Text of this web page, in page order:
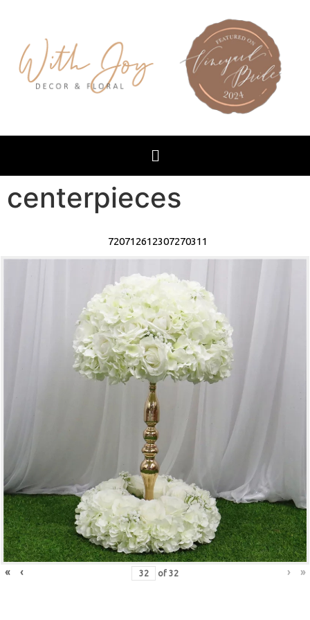
centerpieces
720712612307270311
« ‹ of 32 › »